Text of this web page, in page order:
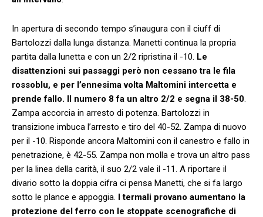
In apertura di secondo tempo s’inaugura con il ciuff di
Bartolozzi dalla lunga distanza. Manetti continua la propria
partita dalla lunetta e con un 2/2 ripristina il -10. Le
disattenzioni sui passaggi però non cessano tra le fila
rossoblu, e per l’ennesima volta Maltomini intercetta e
prende fallo. Il numero 8 fa un altro 2/2 e segna il 38-50.
Zampa accorcia in arresto di potenza. Bartolozzi in
transizione imbuca l’arresto e tiro del 40-52. Zampa di nuovo
per il -10. Risponde ancora Maltomini con il canestro e fallo in
penetrazione, è 42-55. Zampa non molla e trova un altro pass
per la linea della carità, il suo 2/2 vale il -11. A riportare il
divario sotto la doppia cifra ci pensa Manetti, che si fa largo
sotto le plance e appoggia. I termali provano aumentano la
protezione del ferro con le stoppate scenografiche di